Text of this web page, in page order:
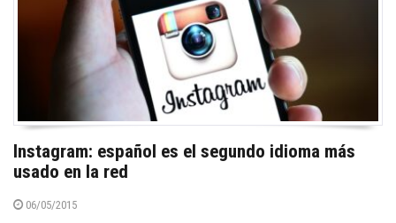
Instagram: español es el segundo idioma más
usado en la red
06/05/2015